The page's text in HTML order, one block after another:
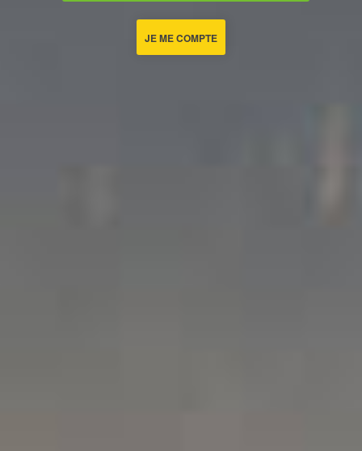
JE ME COMPTE